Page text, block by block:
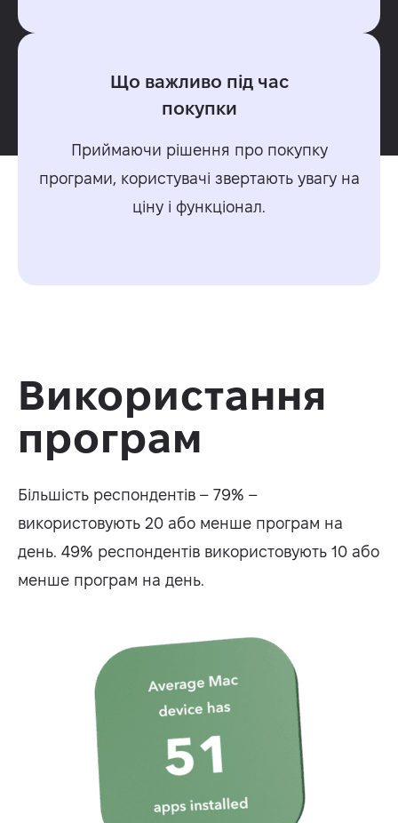
Що важливо під час
покупки
Приймаючи рішення про покупку
програми, користувачі звертають увагу на
ціну і функціонал.
Використання
програм
Більшість респондентів – 79% –
використовують 20 або менше програм на
день. 49% респондентів використовують 10 або
менше програм на день.